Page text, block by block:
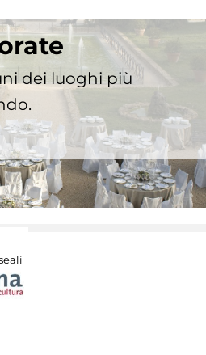
dei luoghi più